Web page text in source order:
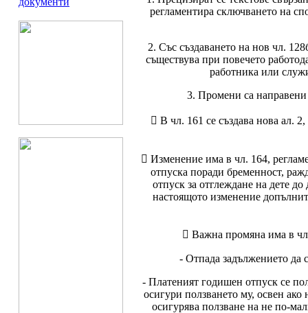
регламентира сключването на
2. Със създаването на нов чл.
съществува при повечето
работника или
3. Промени са направени
 В чл. 161 се създава нова ал.
 Изменение има в чл. 164,
отпуска поради бременност,
отпуск за отглеждане на дете
настоящото изменение
 Важна промяна има в
- Отпада задължението да
- Платеният годишен отпуск се
осигури ползването му, освен
осигурява ползване на не по-